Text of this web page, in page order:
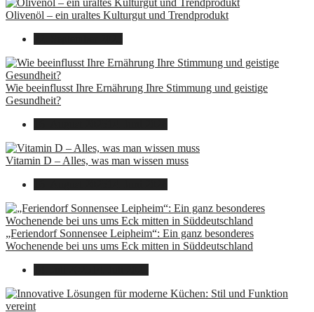
Olivenöl – ein uraltes Kulturgut und Trendprodukt
Wie beeinflusst Ihre Ernährung Ihre Stimmung und geistige
Gesundheit?
Vitamin D – Alles, was man wissen muss
„Feriendorf Sonnensee Leipheim“: Ein ganz besonderes
Wochenende bei uns ums Eck mitten in Süddeutschland